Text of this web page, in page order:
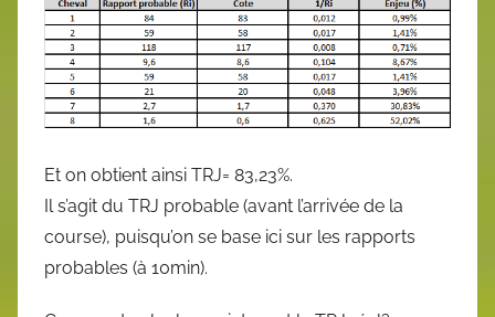
Et on obtient ainsi TRJ= 83,23%.
Il s’agit du TRJ probable (avant l’arrivée de la
course), puisqu’on se base ici sur les rapports
probables (à 10min).